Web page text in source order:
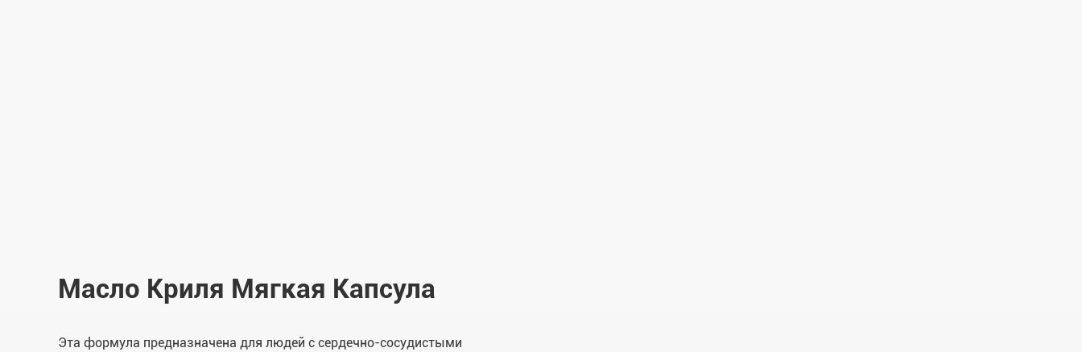
Масло Криля Мягкая Капсула
Эта формула предназначена для людей с сердечно-сосудистыми